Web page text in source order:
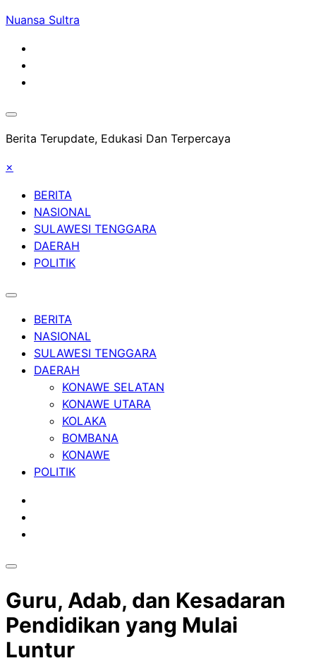
Skip
content
Nuansa Sultra
Berita Terupdate, Edukasi Dan Terpercaya
×
BERITA
NASIONAL
SULAWESI TENGGARA
DAERAH
POLITIK
BERITA
NASIONAL
SULAWESI TENGGARA
DAERAH
KONAWE SELATAN
KONAWE UTARA
KOLAKA
BOMBANA
KONAWE
POLITIK
Guru, Adab, dan Kesadaran
Pendidikan yang Mulai
Luntur